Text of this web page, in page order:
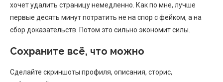
хочет удалить страницу немедленно. Как по мне, лучше
первые десять минут потратить не на спор с фейком, а на
сбор доказательств. Потом это сильно экономит силы.
Сохраните всё, что можно
Сделайте скриншоты профиля, описания, сторис,